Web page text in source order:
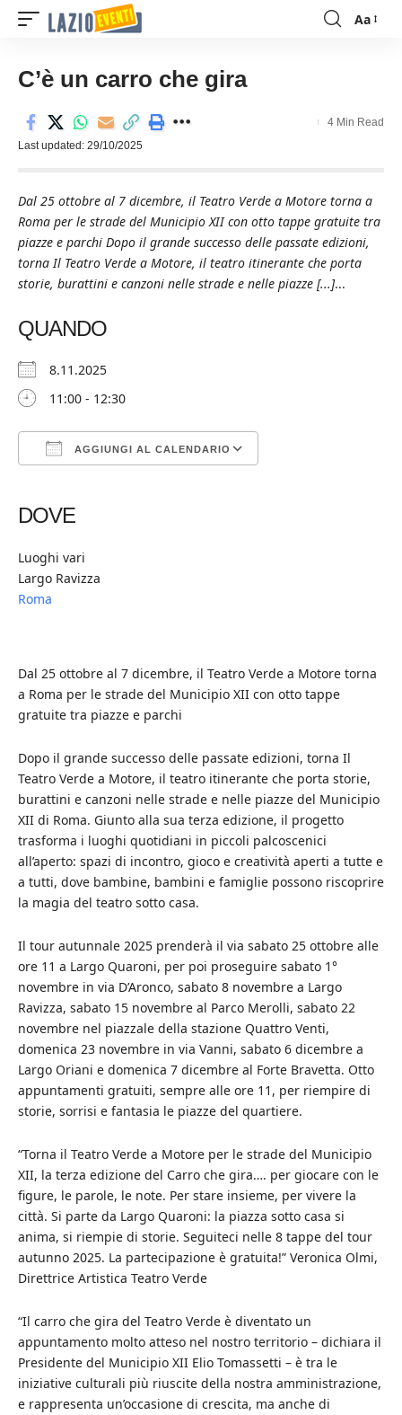
Font
Aa
C’è un carro che gira
Last updated: 29/10/2025
4 Min Read
Dal 25 ottobre al 7 dicembre, il Teatro Verde a Motore torna a
Roma per le strade del Municipio XII con otto tappe gratuite tra
piazze e parchi Dopo il grande successo delle passate edizioni,
torna Il Teatro Verde a Motore, il teatro itinerante che porta
storie, burattini e canzoni nelle strade e nelle piazze [...]...
QUANDO
8.11.2025
11:00 - 12:30
AGGIUNGI AL CALENDARIO
DOVE
Luoghi vari
Largo Ravizza
Roma
Dal 25 ottobre al 7 dicembre, il Teatro Verde a Motore torna
a Roma per le strade del Municipio XII con otto tappe
gratuite tra piazze e parchi
Dopo il grande successo delle passate edizioni, torna Il
Teatro Verde a Motore, il teatro itinerante che porta storie,
burattini e canzoni nelle strade e nelle piazze del Municipio
XII di Roma. Giunto alla sua terza edizione, il progetto
trasforma i luoghi quotidiani in piccoli palcoscenici
all’aperto: spazi di incontro, gioco e creatività aperti a tutte e
a tutti, dove bambine, bambini e famiglie possono riscoprire
la magia del teatro sotto casa.
Il tour autunnale 2025 prenderà il via sabato 25 ottobre alle
ore 11 a Largo Quaroni, per poi proseguire sabato 1°
novembre in via D’Aronco, sabato 8 novembre a Largo
Ravizza, sabato 15 novembre al Parco Merolli, sabato 22
novembre nel piazzale della stazione Quattro Venti,
domenica 23 novembre in via Vanni, sabato 6 dicembre a
Largo Oriani e domenica 7 dicembre al Forte Bravetta. Otto
appuntamenti gratuiti, sempre alle ore 11, per riempire di
storie, sorrisi e fantasia le piazze del quartiere.
“Torna il Teatro Verde a Motore per le strade del Municipio
XII, la terza edizione del Carro che gira…. per giocare con le
figure, le parole, le note. Per stare insieme, per vivere la
città. Si parte da Largo Quaroni: la piazza sotto casa si
anima, si riempie di storie. Seguiteci nelle 8 tappe del tour
autunno 2025. La partecipazione è gratuita!” Veronica Olmi,
Direttrice Artistica Teatro Verde
“Il carro che gira del Teatro Verde è diventato un
appuntamento molto atteso nel nostro territorio – dichiara il
Presidente del Municipio XII Elio Tomassetti – è tra le
iniziative culturali più riuscite della nostra amministrazione,
e rappresenta un’occasione di crescita, ma anche di